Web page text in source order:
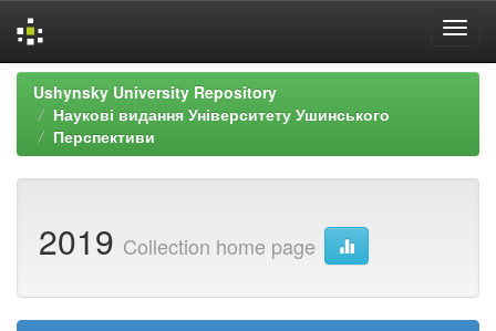
Skip
navigation
Ushynsky University Repository
Наукові видання Університету Ушинського
Перспективи
2019 Collection home page